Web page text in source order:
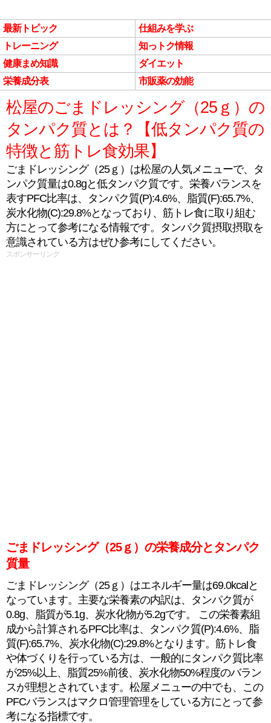
最新トピック
仕組みを学ぶ
トレーニング
知っトク情報
健康まめ知識
ダイエット
栄養成分表
市販薬の効能
松屋のごまドレッシング（25ｇ）の
タンパク質とは？【低タンパク質の
特徴と筋トレ食効果】
ごまドレッシング（25ｇ）は松屋の人気メニューで、タ
ンパク質量は0.8gと低タンパク質です。栄養バランスを
表すPFC比率は、タンパク質(P):4.6%、脂質(F):65.7%、
炭水化物(C):29.8%となっており、筋トレ食に取り組む
方にとって参考になる情報です。タンパク質摂取摂取を
意識されている方はぜひ参考にしてください。
スポンサーリンク
ごまドレッシング（25ｇ）の栄養成分とタンパク
質量
ごまドレッシング（25ｇ）はエネルギー量は69.0kcalと
なっています。主要な栄養素の内訳は、タンパク質が
0.8g、脂質が5.1g、炭水化物が5.2gです。 この栄養素組
成から計算されるPFC比率は、タンパク質(P):4.6%、脂
質(F):65.7%、炭水化物(C):29.8%となります。筋トレ食
や体づくりを行っている方は、一般的にタンパク質比率
が25%以上、脂質25%前後、炭水化物50%程度のバラン
スが理想とされています。松屋メニューの中でも、この
PFCバランスはマクロ管理管理をしている方にとって参
考になる指標です。